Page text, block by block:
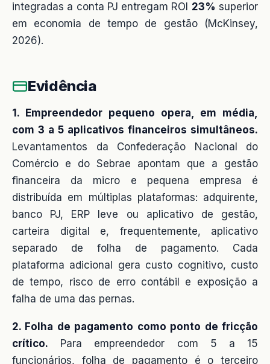
integradas a conta PJ entregam ROI 23% superior
em economia de tempo de gestão (McKinsey,
2026).
Evidência
1. Empreendedor pequeno opera, em média,
com 3 a 5 aplicativos financeiros simultâneos.
Levantamentos da Confederação Nacional do
Comércio e do Sebrae apontam que a gestão
financeira da micro e pequena empresa é
distribuída em múltiplas plataformas: adquirente,
banco PJ, ERP leve ou aplicativo de gestão,
carteira digital e, frequentemente, aplicativo
separado de folha de pagamento. Cada
plataforma adicional gera custo cognitivo, custo
de tempo, risco de erro contábil e exposição a
falha de uma das pernas.
2. Folha de pagamento como ponto de fricção
crítico. Para empreendedor com 5 a 15
funcionários, folha de pagamento é o terceiro